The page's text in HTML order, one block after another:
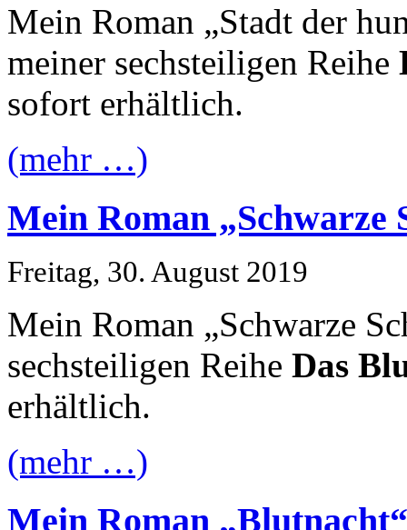
Mein Roman „Stadt der
meiner sechsteiligen Reihe
sofort erhältlich.
(mehr …)
Mein Roman „Schwarze
Freitag, 30. August 2019
Mein Roman „Schwarze
sechsteiligen Reihe Das
erhältlich.
(mehr …)
Mein Roman